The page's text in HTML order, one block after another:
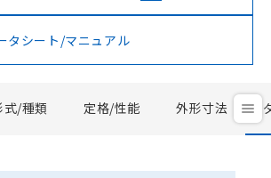
タシート/マニュアル
式/種類 定格/性能 外形寸法